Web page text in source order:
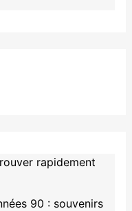
rapidement
90 : souvenirs